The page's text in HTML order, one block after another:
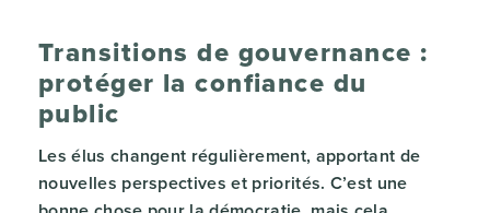
Transitions de gouvernance :
protéger la confiance du
public
Les élus changent régulièrement, apportant de
nouvelles perspectives et priorités. C’est une